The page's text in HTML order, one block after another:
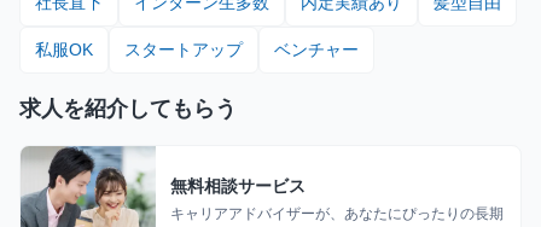
私服OK スタートアップ ベンチャー
求人を紹介してもらう
無料相談サービス
キャリアアドバイザーが、あなたにぴったりの長期